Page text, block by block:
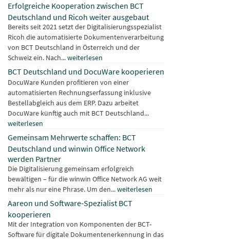
Erfolgreiche Kooperation zwischen BCT
Deutschland und Ricoh weiter ausgebaut
Bereits seit 2021 setzt der Digitalisierungsspezialist
Ricoh die automatisierte Dokumentenverarbeitung
von BCT Deutschland in Österreich und der
Schweiz ein. Nach...weiterlesen
BCT Deutschland und DocuWare kooperieren
DocuWare Kunden profitieren von einer
automatisierten Rechnungserfassung inklusive
Bestellabgleich aus dem ERP. Dazu arbeitet
DocuWare künftig auch mit BCT Deutschland...
weiterlesen
Gemeinsam Mehrwerte schaffen: BCT
Deutschland und winwin Office Network
werden Partner
Die Digitalisierung gemeinsam erfolgreich
bewältigen – für die winwin Office Network AG weit
mehr als nur eine Phrase. Um den...weiterlesen
Aareon und Software-Spezialist BCT
kooperieren
Mit der Integration von Komponenten der BCT-
Software für digitale Dokumentenerkennung in das